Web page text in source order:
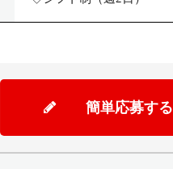
簡単応募する